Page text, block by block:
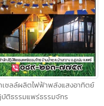
ซลล์ผลิตไฟฟ้าพลังแสงอาทิตย์
ติธรรมแพร่ธรรมจักร